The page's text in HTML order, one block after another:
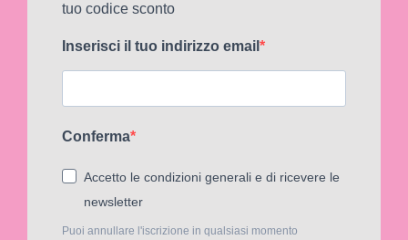
tuo codice sconto
Inserisci il tuo indirizzo email
Conferma
Accetto le condizioni generali e di ricevere le
newsletter
Puoi annullare l'iscrizione in qualsiasi momento